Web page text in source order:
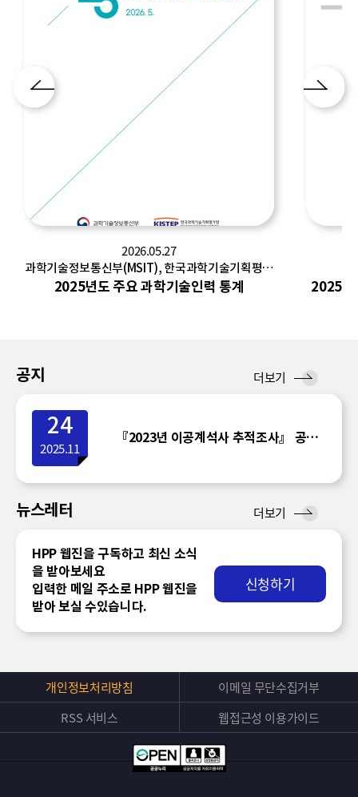
2026.05.27
과학기술정보통신부(MSIT), 한국과학기술기획평가
원(KISTEP)
2025년도 주요 과학기술인력 통계 2025
공지
24
2025.11
『2023년 이공계석사 추적조사』 공표일정
공
더보기
뉴스레터
HPP 웹진을 구독하고 최신 소식
을 받아보세요
입력한 메일 주소로 HPP 웹진을
받아 보실 수있습니다.
신청하기
뉴
터
더보기
개인정보처리방침
이메일 무단수집거부
RSS 서비스
웹접근성 이용가이드